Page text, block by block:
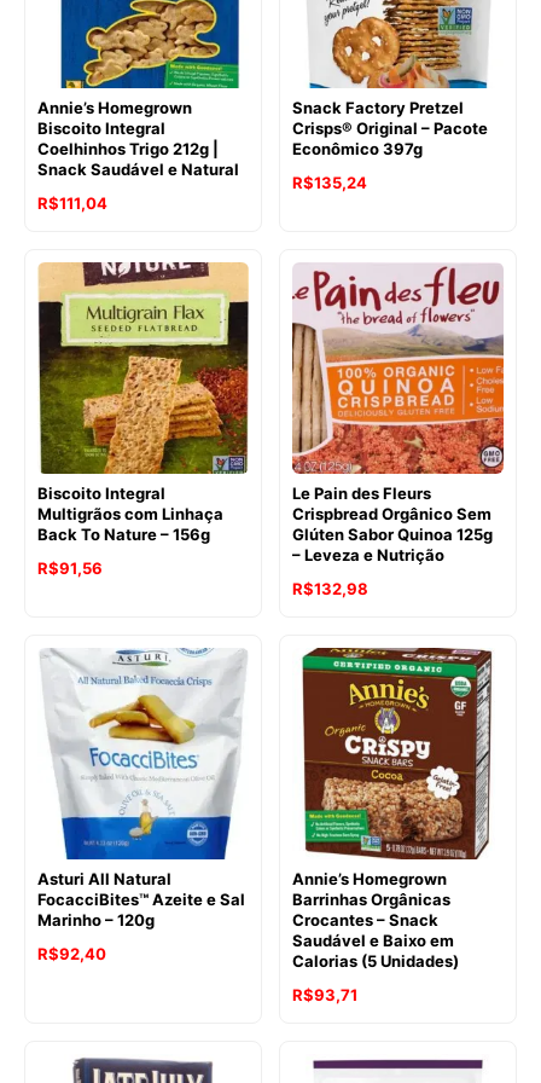
Annie’s Homegrown
Biscoito Integral
Coelhinhos Trigo 212g |
Snack Saudável e Natural
O
original
era:
R$117,18.
R$111,04O
atual
é:
R$111,04.
Snack Factory Pretzel
Crisps® Original – Pacote
Econômico 397g
R$135,24
Biscoito Integral
Multigrãos com Linhaça
Back To Nature – 156g
O
era:
R$102,69.
R$91,56
é:
R$91,56.
Le Pain des Fleurs
Crispbread Orgânico Sem
Glúten Sabor Quinoa 125g
– Leveza e Nutrição
O
original
R$135,24.
R$132,98
atual
é:
R$132,98.
Asturi All Natural
FocacciBites™ Azeite e Sal
Marinho – 120g
O
R$96,86.
R$92,40O
R$92,40.
Annie’s Homegrown
Barrinhas Orgânicas
Crocantes – Snack
Saudável e Baixo em
Calorias (5 Unidades)
O
original
R$93,71
atual